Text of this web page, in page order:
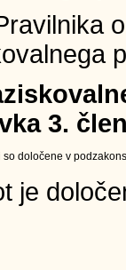
3.
določene v
je